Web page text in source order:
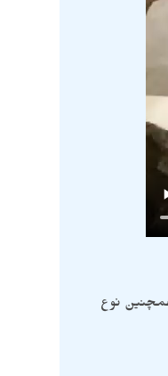
نوع